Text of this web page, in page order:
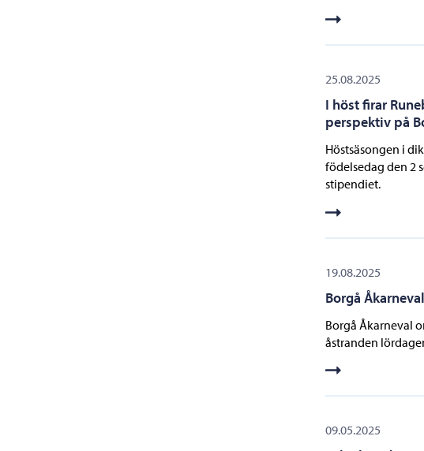
25.08.2025
I höst firar
perspektiv på
Höstsäsongen i
födelsedag den 2
stipendiet.
19.08.2025
Borgå
Borgå Åkarneval
åstranden
09.05.2025